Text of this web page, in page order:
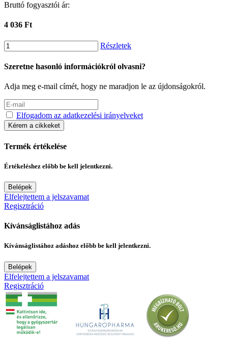
Bruttó fogyasztói ár:
4 036 Ft
Részletek
Szeretne hasonló információkról olvasni?
Adja meg e-mail címét, hogy ne maradjon le az újdonságokról.
Elfogadom az adatkezelési irányelveket
Kérem a cikkeket
Termék értékelése
Értékeléshez előbb be kell jelentkezni.
Belépek
Elfelejtettem a jelszavamat
Regisztráció
Kívánságlistához adás
Kívánságlistához adáshoz előbb be kell jelentkezni.
Belépek
Elfelejtettem a jelszavamat
Regisztráció